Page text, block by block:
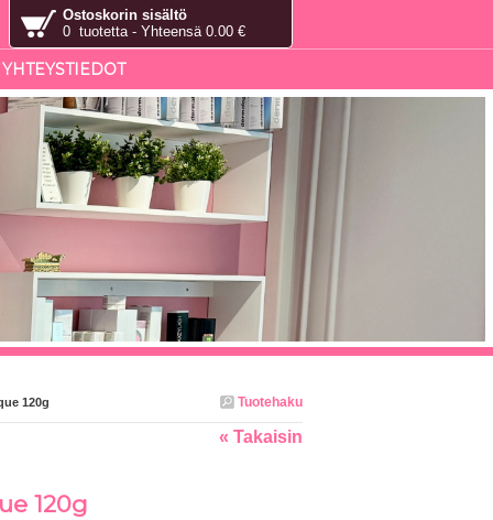
Ostoskorin sisältö
0 tuotetta - Yhteensä 0.00 €
YHTEYSTIEDOT
Tuotehaku
120g
« Takaisin
120g